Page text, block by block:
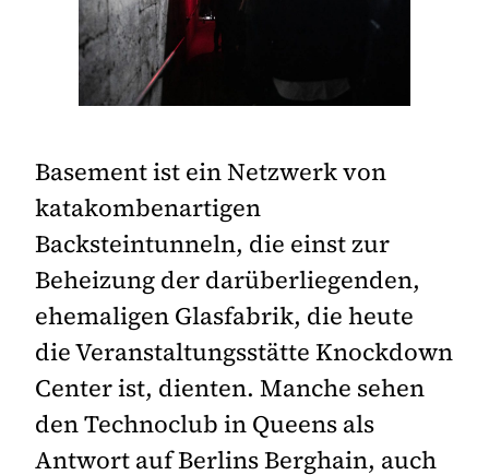
Basement ist ein Netzwerk von
katakombenartigen
Backsteintunneln, die einst zur
Beheizung der darüberliegenden,
ehemaligen Glasfabrik, die heute
die Veranstaltungsstätte Knockdown
Center ist, dienten. Manche sehen
den Technoclub in Queens als
Antwort auf Berlins Berghain, auch